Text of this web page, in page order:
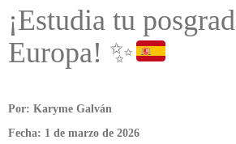
¡Estudia tu
Europa! ✨
Por: Karyme Galván
Fecha: 1 de marzo de 2026